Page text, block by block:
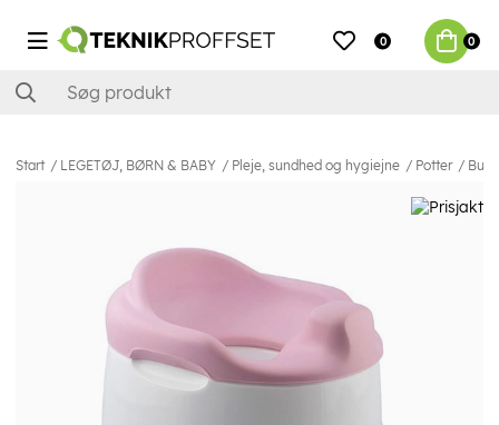
0 0
Start LEGETØJ, BØRN & BABY Pleje, sundhed og hygiejne Potter